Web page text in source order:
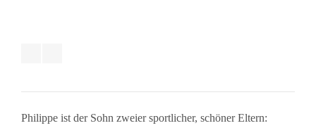
Philippe ist der Sohn zweier sportlicher, schöner Eltern: